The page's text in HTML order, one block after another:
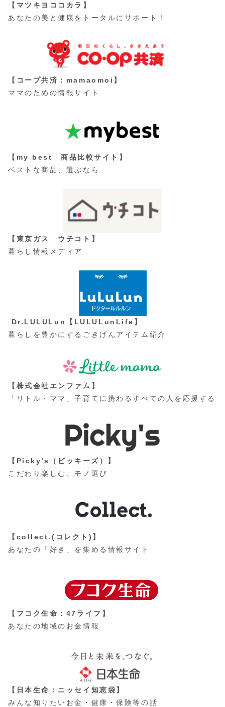
【マツキヨココカラ】
あなたの美と健康をトータルにサポート！
【コープ共済：mamaomoi】
ママのための情報サイト
【my best 商品比較サイト】
ベストな商品、選ぶなら
【東京ガス ウチコト】
暮らし情報メディア
Dr.LULULun【LULULunLife】
暮らしを豊かにするごきげんアイテム紹介
【株式会社エンファム】
「リトル・ママ」子育てに携わるすべての人を応援する
【Picky’s（ピッキーズ）】
こだわり楽しむ、モノ選び
【collect.(コレクト)】
あなたの「好き」を集める情報サイト
【フコク生命：47ライフ】
あなたの地域のお金情報
【日本生命：ニッセイ知恵袋】
みんな知りたいお金・健康・保険等の話